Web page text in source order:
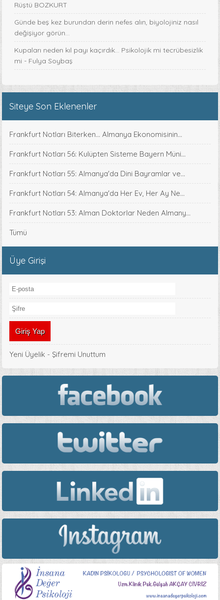
Rüştü BOZKURT
Günde beş kez burundan derin nefes alın, biyolojiniz nasıl
değişiyor görün...
Kupaları neden kıl payı kaçırdık… Psikolojik mi tecrübesizlik
mi - Fulya Soybaş
Siteye Son Eklenenler
Frankfurt Notları Biterken... Almanya Ekonomisinin...
Frankfurt Notları 56: Kulüpten Sisteme Bayern Müni...
Frankfurt Notları 55: Almanya'da Dini Bayramlar ve...
Frankfurt Notları 54: Almanya'da Her Ev, Her Ay Ne...
Frankfurt Notları 53: Alman Doktorlar Neden Almany...
Tümü
Üye Girişi
Yeni Üyelik -Şifremi Unuttum